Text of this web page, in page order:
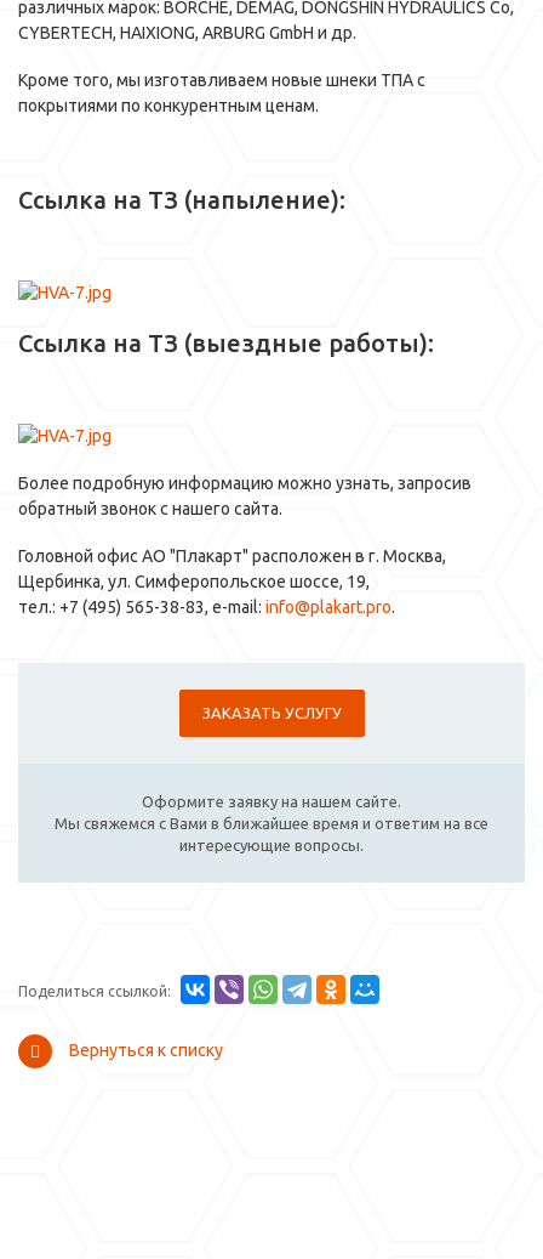
различных марок: BORCHE, DEMAG, DONGSHIN HYDRAULICS Co,
CYBERTECH, HAIXIONG, ARBURG GmbH и др.
Кроме того, мы изготавливаем новые шнеки ТПА с
покрытиями по конкурентным ценам.
Ссылка на ТЗ (напыление):
Ссылка на ТЗ (выездные работы):
Более подробную информацию можно узнать, запросив
обратный звонок с нашего сайта.
Головной офис АО "Плакарт" расположен в г. Москва,
Щербинка, ул. Симферопольское шоссе, 19,
тел.: +7 (495) 565-38-83, e-mail: info@plakart.pro.
ЗАКАЗАТЬ УСЛУГУ
Оформите заявку на нашем сайте.
Мы свяжемся с Вами в ближайшее время и ответим на все
интересующие вопросы.
Поделиться ссылкой:
Вернуться к списку